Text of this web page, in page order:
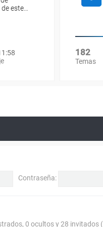
este…
182
Temas
Contraseña:
0 ocultos y 28